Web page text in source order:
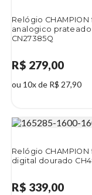
Relógio
analogico prateado
CN27385Q
R$ 279,00
ou 10x de R$ 27,90
Relógio
digital dourado
R$ 339,00